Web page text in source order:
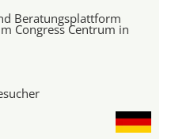
Beratungsplattform
Congress Centrum in